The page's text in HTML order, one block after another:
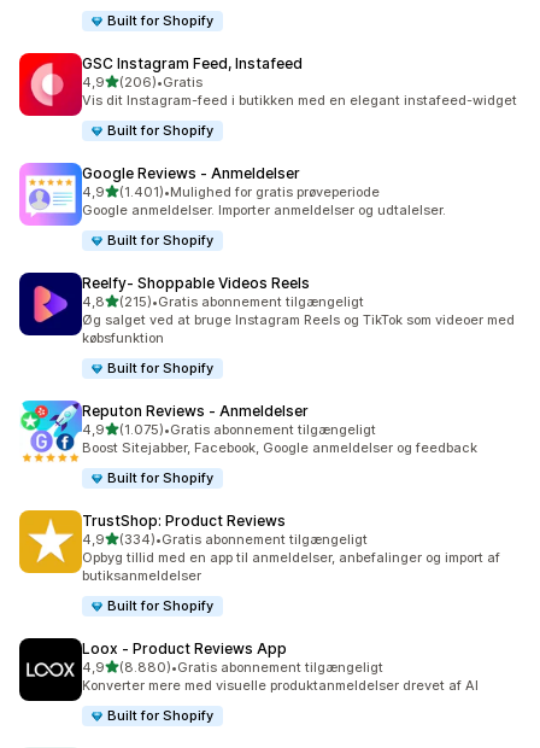
Built for Shopify
GSC Instagram Feed, Instafeed
4,9ud af 5 stjerner
(206)
206 anmeldelser i alt
•Gratis
Vis dit Instagram-feed i butikken med en elegant instafeed-widget
Built for Shopify
Google Reviews ‑ Anmeldelser
4,9ud af 5 stjerner
(1.401)
1401 anmeldelser i alt
•Mulighed for gratis prøveperiode
Google anmeldelser. Importer anmeldelser og udtalelser.
Built for Shopify
Reelfy‑ Shoppable Videos Reels
4,8ud af 5 stjerner
(215)
215 anmeldelser i alt
•Gratis abonnement tilgængeligt
Øg salget ved at bruge Instagram Reels og TikTok som videoer med
købsfunktion
Built for Shopify
Reputon Reviews ‑ Anmeldelser
4,9ud af 5 stjerner
(1.075)
1075 anmeldelser i alt
•Gratis abonnement tilgængeligt
Boost Sitejabber, Facebook, Google anmeldelser og feedback
Built for Shopify
TrustShop: Product Reviews
4,9ud af 5 stjerner
(334)
334 anmeldelser i alt
•Gratis abonnement tilgængeligt
Opbyg tillid med en app til anmeldelser, anbefalinger og import af
butiksanmeldelser
Built for Shopify
Loox ‑ Product Reviews App
4,9ud af 5 stjerner
(8.880)
8880 anmeldelser i alt
•Gratis abonnement tilgængeligt
Konverter mere med visuelle produktanmeldelser drevet af AI
Built for Shopify